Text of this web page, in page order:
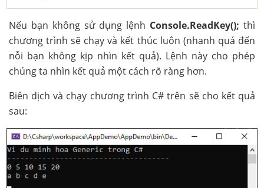
Nếu bạn không sử dụng lệnh Console.ReadKey(); thì
chương trình sẽ chạy và kết thúc luôn (nhanh quá đến
nỗi bạn không kịp nhìn kết quả). Lệnh này cho phép
chúng ta nhìn kết quả một cách rõ ràng hơn.
Biên dịch và chạy chương trình C# trên sẽ cho kết quả
sau: